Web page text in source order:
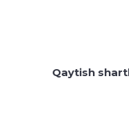
Qaytish